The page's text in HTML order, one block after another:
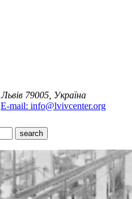
Львів 79005, Україна
E-mail: info@lvivcenter.org
search